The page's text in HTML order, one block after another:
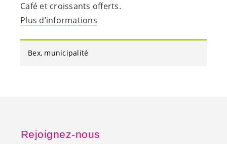
Café et croissants offerts.
Plus d’informations
Bex municipalité
Rejoignez-nous